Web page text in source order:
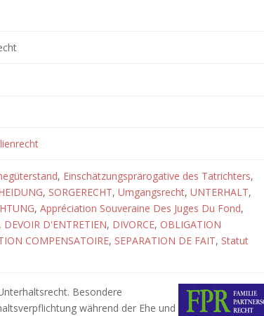
, Einschätzungsprärogative des Tatrichters,
, SORGERECHT, Umgangsrecht, UNTERHALT,
, Appréciation Souveraine Des Juges Du Fond,
DEVOIR D'ENTRETIEN, DIVORCE, OBLIGATION
COMPENSATOIRE, SEPARATION DE FAIT, Statut
Besondere
während der Ehe und